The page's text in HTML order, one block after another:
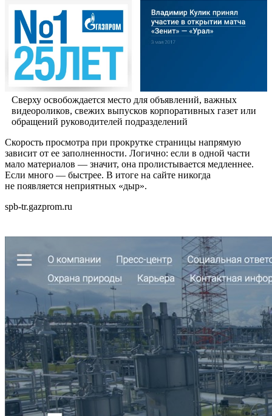
Сверху освобождается место для объявлений, важных
видеороликов, свежих выпусков корпоративных газет или
обращений руководителей подразделений
Скорость просмотра при прокрутке страницы напрямую
зависит от ее заполненности. Логично: если в одной части
мало материалов — значит, она пролистывается медленнее.
Если много — быстрее. В итоге на сайте никогда
не появляется неприятных «дыр».
spb-tr.gazprom.ru